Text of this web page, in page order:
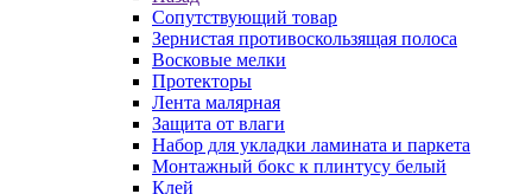
Сопутствующий товар
Зернистая противоскользящая полоса
Восковые мелки
Протекторы
Лента малярная
Защита от влаги
Набор для укладки ламината и паркета
Монтажный бокс к плинтусу белый
Клей